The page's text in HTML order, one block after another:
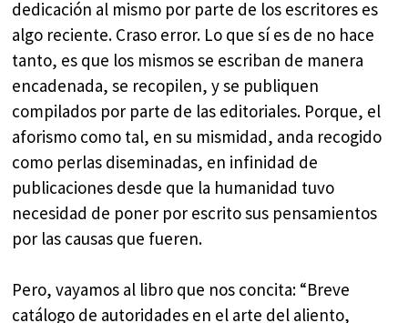
dedicación al mismo por parte de los escritores es
algo reciente. Craso error. Lo que sí es de no hace
tanto, es que los mismos se escriban de manera
encadenada, se recopilen, y se publiquen
compilados por parte de las editoriales. Porque, el
aforismo como tal, en su mismidad, anda recogido
como perlas diseminadas, en infinidad de
publicaciones desde que la humanidad tuvo
necesidad de poner por escrito sus pensamientos
por las causas que fueren.
Pero, vayamos al libro que nos concita: “Breve
catálogo de autoridades en el arte del aliento,